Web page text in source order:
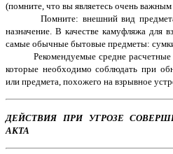
(помните, что вы являетесь очень
Помните: внешний вид предмета
назначение. В качестве камуфляжа для
самые обычные бытовые предметы:
Рекомендуемые средне расчетные
ко­торые необходимо соблю­дать при
или предмета, похожего на взрывное
ДЕЙСТВИЯ ПРИ УГРОЗЕ
АКТА